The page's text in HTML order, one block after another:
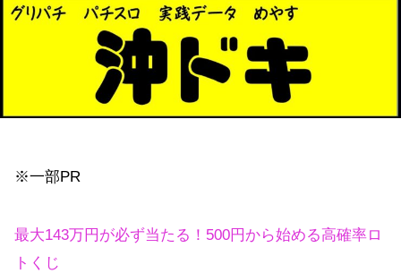
※一部PR
最大143万円が必ず当たる！500円から始める高確率ロ
トくじ